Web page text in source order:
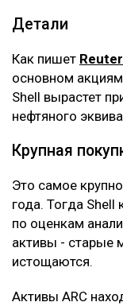
Детали
Как пишет
основном
Shell вырастет
нефтяного
Крупная
Это самое
года. Тогда Shell
по оценкам
активы - старые
истощаются.
Активы ARC